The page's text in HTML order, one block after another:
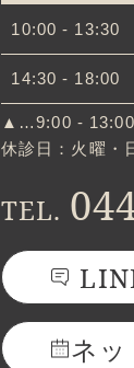
10:00 - 13:30
14:30 - 18:00
▲…9:00 - 13:00
休診日：火曜・
TEL.
ネッ